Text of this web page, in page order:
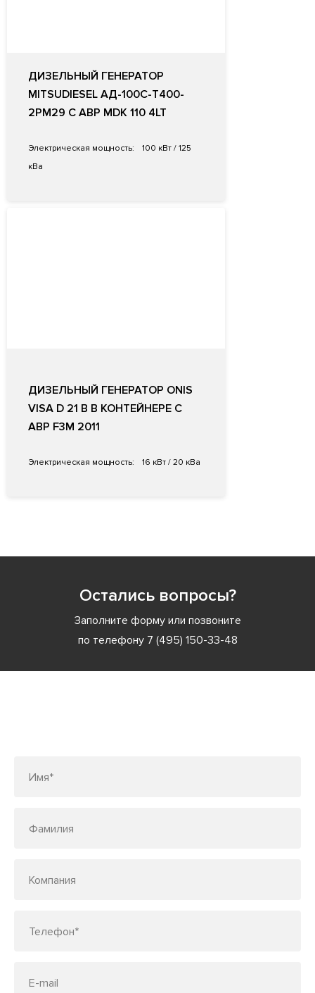
ДИЗЕЛЬНЫЙ ГЕНЕРАТОР
MITSUDIESEL АД-100С-Т400-
2РМ29 С АВР MDK 110 4LT
Электрическая мощность:
100 кВт / 125
кВа
ДИЗЕЛЬНЫЙ ГЕНЕРАТОР ONIS
VISA D 21 B В КОНТЕЙНЕРЕ С
АВР F3M 2011
Электрическая мощность: 16 кВт / 20 кВа
Остались вопросы?
Заполните форму или позвоните
по телефону 7 (495) 150-33-48
Имя*
Фамилия
Компания
Телефон*
E-mail